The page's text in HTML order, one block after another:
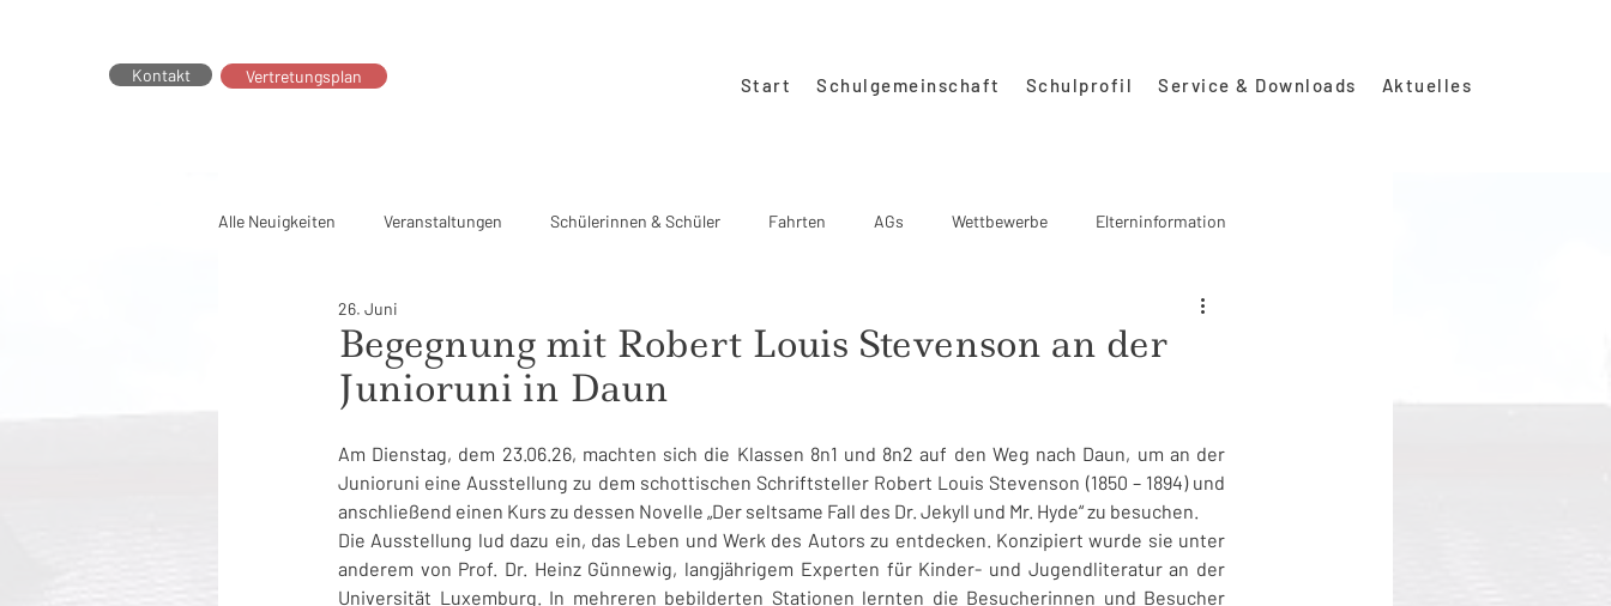
Kontakt Vertretungsplan Start Schulgemeinschaft Schulprofil Service & Downloads Aktuelles
Alle Neuigkeiten Veranstaltungen Schülerinnen & Schüler Fahrten AGs Wettbewerbe Elterninformation
Fachschaften
Begegnung mit Robert Louis Stevenson an der
Junioruni in Daun
26. Juni
Am Dienstag, dem 23.06.26, machten sich die Klassen 8n1 und 8n2 auf den Weg nach Daun, um an der
Junioruni eine Ausstellung zu dem schottischen Schriftsteller Robert Louis Stevenson (1850 – 1894) und
anschließend einen Kurs zu dessen Novelle „Der seltsame Fall des Dr. Jekyll und Mr. Hyde“ zu besuchen.
Die Ausstellung lud dazu ein, das Leben und Werk des Autors zu entdecken. Konzipiert wurde sie unter
anderem von Prof. Dr. Heinz Günnewig, langjährigem Experten für Kinder- und Jugendliteratur an der
Universität Luxemburg. In mehreren bebilderten Stationen lernten die Besucherinnen und Besucher